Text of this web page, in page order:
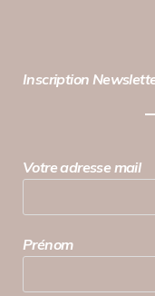
Inscription
Votre adresse mail
Prénom